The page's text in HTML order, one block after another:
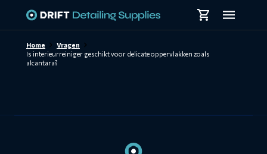
Home
Vragen
Is interieurreiniger geschikt voor delicate oppervlakken zoals
alcantara?